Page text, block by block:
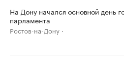
На Дону начался основной день
парламента
Ростов-на-Дону